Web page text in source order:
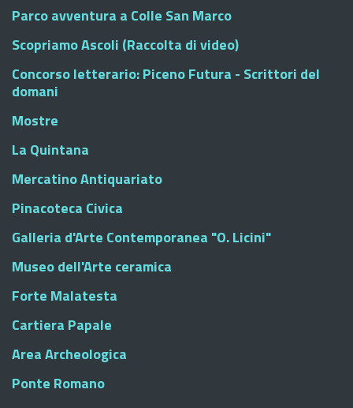
Parco avventura a Colle San Marco
Scopriamo Ascoli (Raccolta di video)
Concorso letterario: Piceno Futura - Scrittori del
domani
Mostre
La Quintana
Mercatino Antiquariato
Pinacoteca Civica
Galleria d'Arte Contemporanea "O. Licini"
Museo dell'Arte ceramica
Forte Malatesta
Cartiera Papale
Area Archeologica
Ponte Romano